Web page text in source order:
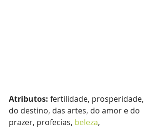
Atributos: fertilidade, prosperidade,
do destino, das artes, do amor e do
prazer, profecias, beleza,